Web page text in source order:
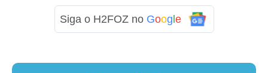
Siga o H2FOZ no Google